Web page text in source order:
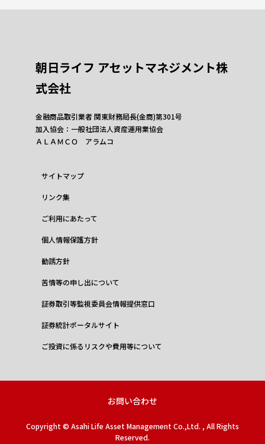
朝日ライフ アセットマネジメント株
式会社
金融商品取引業者 関東財務局長(金商)第301号
加入協会：一般社団法人資産運用業協会
ＡＬＡＭＣＯ アラムコ
サイトマップ
リンク集
ご利用にあたって
個人情報保護方針
勧誘方針
苦情等の申し出について
証券取引等監視委員会情報提供窓口
証券統計ポータルサイト
ご投資に係るリスクや費用等について
Copyright © Asahi Life Asset Management Co.,Ltd. , All Rights
Reserved.
お問い合わせ